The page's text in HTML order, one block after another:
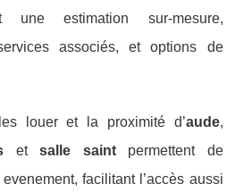
une estimation sur-mesure,
associés, et options de
louer et la proximité d’aude,
etsalle saintpermettent de
facilitant l’accès aussi